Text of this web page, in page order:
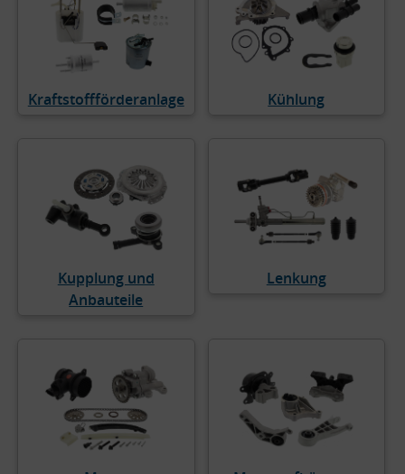
Kraftstoffförderanlage Kühlung
Kupplung und
Anbauteile
Lenkung